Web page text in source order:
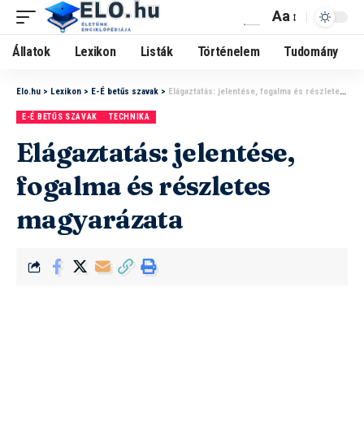
Aa
Állatok Lexikon Listák Történelem Tudomány
Elo.hu > Lexikon > E-É betűs szavak > Elágaztatás: jelentése, fogalma és részletes magyarázata
E-É BETŰS SZAVAK TECHNIKA
Elágaztatás: jelentése,
fogalma és részletes
magyarázata